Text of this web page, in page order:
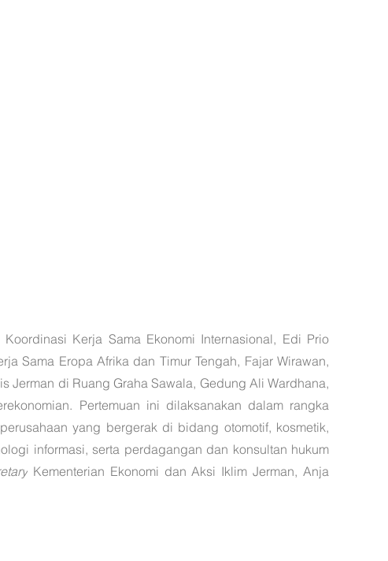
Kerja Sama Ekonomi Internasional, Edi Prio
Sama Eropa Afrika dan Timur Tengah, Fajar Wirawan,
Jerman di Ruang Graha Sawala, Gedung Ali Wardhana,
Pertemuan ini dilaksanakan dalam rangka
yang bergerak di bidang otomotif, kosmetik,
informasi, serta perdagangan dan konsultan hukum
Kementerian Ekonomi dan Aksi Iklim Jerman, Anja